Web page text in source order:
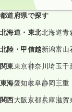
都道府県で探す
北海道・東北北海道青
北陸・甲信越新潟富山
関東東京神奈川埼玉千
東海愛知岐阜静岡三重
関西大阪京都兵庫滋賀